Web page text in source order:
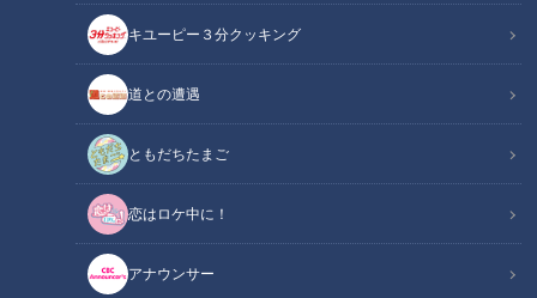
キユーピー３分クッキング
道との遭遇
ともだちたまご
恋はロケ中に！
アナウンサー
大家族チャンネル
「大家族チャンネル」動画
４男４女１０人大家族の庄子家。
今回はそんな大家族で風邪をはじめとした感染症にかかった場
合、一体どうなるのかを聞いてみました。
一人がかかると、だんだん広がっていくようで・・・
ママに大家族あるあるの大変さを教えてもらいました！